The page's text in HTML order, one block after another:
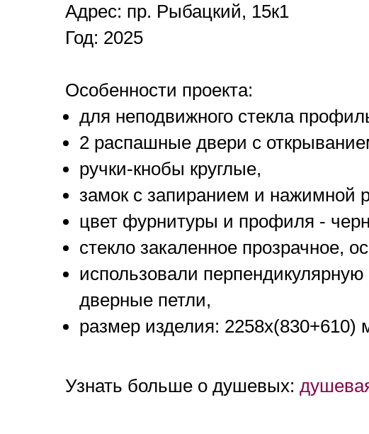
Адрес: пр. Рыбацкий, 15к1
Год: 2025
Особенности проекта:
для неподвижного стекла
2 распашные двери с
ручки-кнобы круглые,
замок с запиранием и нажимной
цвет фурнитуры и профиля -
стекло закаленное прозрачное,
использовали
дверные петли,
размер изделия: 2258х(830+610)
Узнать больше о душевых: